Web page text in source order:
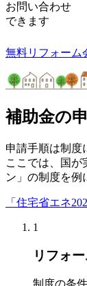
お問い合わせ
できます
無料リフォーム
補助金の
申請手順は制度
ここでは、国が
ン」の制度を例
「住宅省エネ
1
リフォ